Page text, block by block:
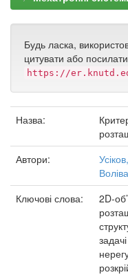
Будь ласка,
цитувати або
https://
Назва:
Автори:
Ключові слова:
2D-